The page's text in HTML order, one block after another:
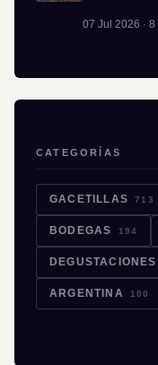
07 Jul 2026 · 8
CATEGORÍAS
GACETILLAS 713
BODEGAS 194
DEGUSTACIONES
ARGENTINA 100